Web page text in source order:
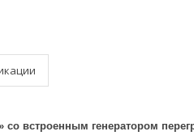
встроенным генератором